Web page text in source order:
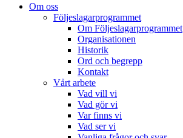
Om oss
Följeslagarprogrammet
Om Följeslagarprogrammet
Organisationen
Historik
Ord och begrepp
Kontakt
Vårt arbete
Vad vill vi
Vad gör vi
Var finns vi
Vad ser vi